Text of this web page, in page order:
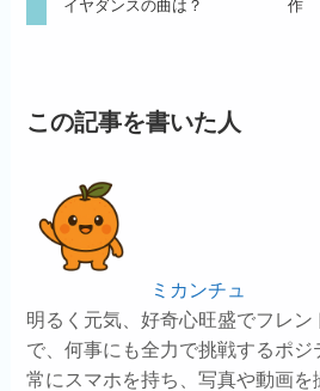
イヤダンスの曲は？ 作
この記事を書いた人
ミカンチュ
明るく元気、好奇心旺盛でフレ
で、何事にも全力で挑戦するポジ
常にスマホを持ち、写真や動画を